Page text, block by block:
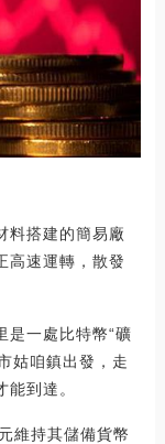
搭建的簡易廠
高速運轉，散發
一處比特幣“礦
姑咱鎮出發，走
到達。
維持其儲備貨幣